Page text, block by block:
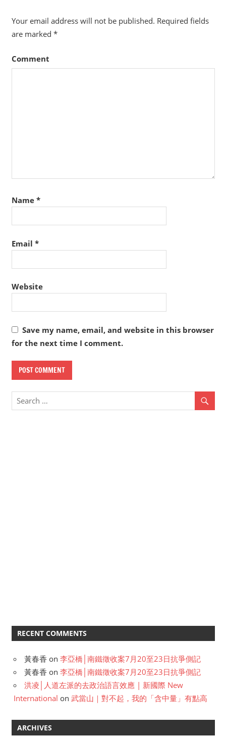
Your email address will not be published. Required fields
are marked *
Comment
Name *
Email *
Website
Save my name, email, and website in this browser
for the next time I comment.
RECENT COMMENTS
黃春香 on 李亞橋│南鐵徵收案7月20至23日抗爭側記
黃春香 on 李亞橋│南鐵徵收案7月20至23日抗爭側記
洪凌│人道左派的去政治語言效應 | 新國際 New
International on 武當山｜對不起，我的「含中量」有點高
ARCHIVES